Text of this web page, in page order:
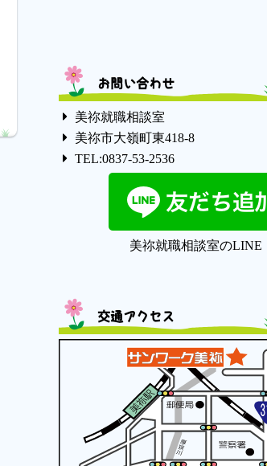
お問い合わせ
美祢就職相談室
美祢市大嶺町東418-8
TEL:0837-53-2536
美祢就職相談室のLINE
交通アクセス